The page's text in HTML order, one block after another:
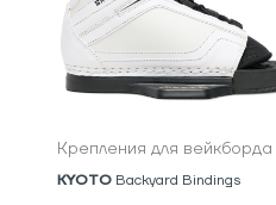
Крепления для вейкборда
KYOTO Backyard Bindings